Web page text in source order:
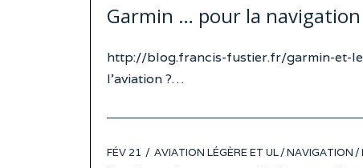
ON
Garmin … pour la
http://blog.francis-fustier.fr/garmin-et-
l’aviation ?…
POSTED
FÉV 21 AVIATION LÉGÈRE ET UL /NAVIGATION /